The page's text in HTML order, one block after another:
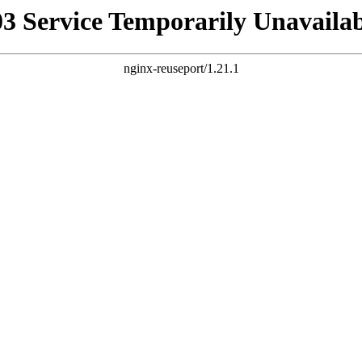
Service Temporarily
nginx-reuseport/1.21.1